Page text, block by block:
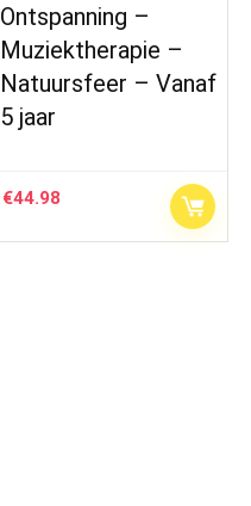
Ontspanning –
Muziektherapie –
Natuursfeer – Vanaf
5 jaar
€44.98